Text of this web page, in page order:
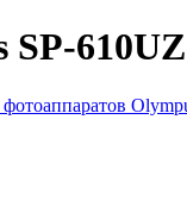
SP-610UZ